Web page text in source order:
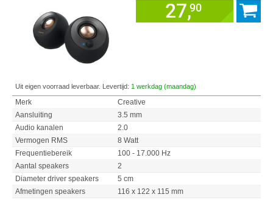
27,90
Uit eigen voorraad leverbaar. Levertijd: 1 werkdag (maandag)
Merk
Creative
Aansluiting
3.5 mm
Audio kanalen
2.0
Vermogen RMS
8 Watt
Frequentiebereik
100 - 17.000 Hz
Aantal speakers
2
Diameter driver speakers
5 cm
Afmetingen speakers
116 x 122 x 115 mm